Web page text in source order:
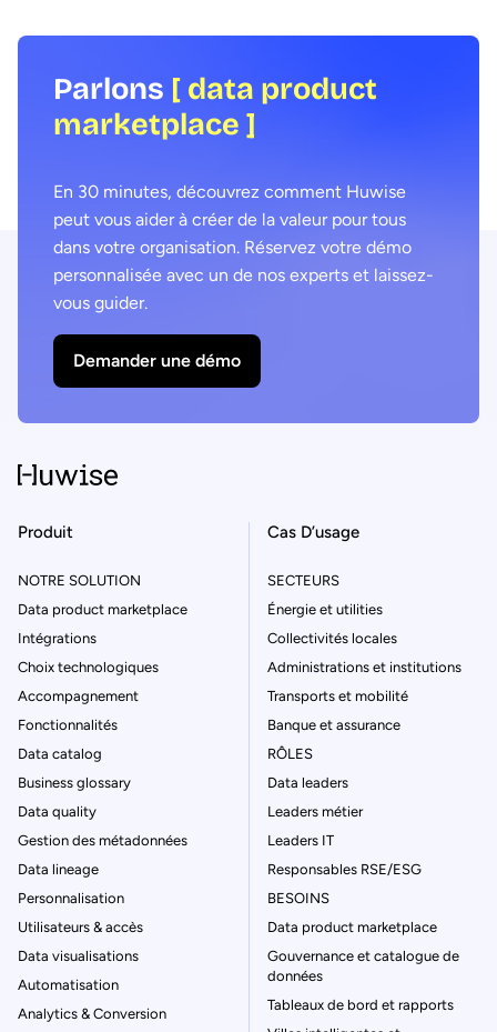
Parlons [ data product
marketplace ]
En 30 minutes, découvrez comment Huwise
peut vous aider à créer de la valeur pour tous
dans votre organisation. Réservez votre démo
personnalisée avec un de nos experts et laissez-
vous guider.
Demander une démo
Produit
NOTRE SOLUTION
Data product marketplace
Intégrations
Choix technologiques
Accompagnement
Fonctionnalités
Data catalog
Business glossary
Data quality
Gestion des métadonnées
Data lineage
Personnalisation
Utilisateurs & accès
Data visualisations
Automatisation
Analytics & Conversion
Cas D’usage
SECTEURS
Énergie et utilities
Collectivités locales
Administrations et institutions
Transports et mobilité
Banque et assurance
RÔLES
Data leaders
Leaders métier
Leaders IT
Responsables RSE/ESG
BESOINS
Data product marketplace
Gouvernance et catalogue de
données
Tableaux de bord et rapports